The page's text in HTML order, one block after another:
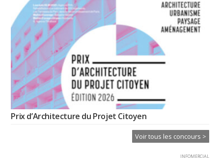
Prix d’Architecture du Projet Citoyen
Voir tous les concours >
INFOMERCIAL